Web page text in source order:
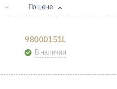
По цене
98000151L
В наличии